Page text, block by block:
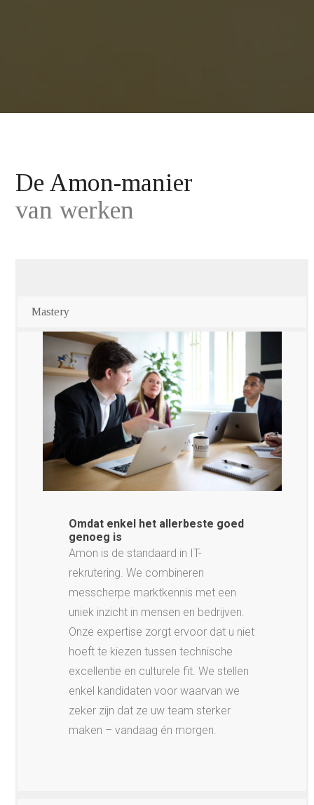
De Amon-manier
van werken
Mastery
Omdat enkel het allerbeste goed
genoeg is
Amon is de standaard in IT-
rekrutering. We combineren
messcherpe marktkennis met een
uniek inzicht in mensen en bedrijven.
Onze expertise zorgt ervoor dat u niet
hoeft te kiezen tussen technische
excellentie en culturele fit. We stellen
enkel kandidaten voor waarvan we
zeker zijn dat ze uw team sterker
maken – vandaag én morgen.